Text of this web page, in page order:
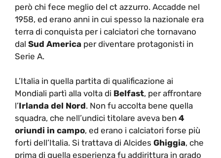
però chi fece meglio del ct azzurro. Accadde nel
1958, ed erano anni in cui spesso la nazionale era
terra di conquista per i calciatori che tornavano
dal Sud America per diventare protagonisti in
Serie A.
L’Italia in quella partita di qualificazione ai
Mondiali partì alla volta di Belfast, per affrontare
l’Irlanda del Nord. Non fu accolta bene quella
squadra, che nell’undici titolare aveva ben 4
oriundi in campo, ed erano i calciatori forse più
forti dell’Italia. Si trattava di Alcides Ghiggia, che
prima di quella esperienza fu addirittura in grado